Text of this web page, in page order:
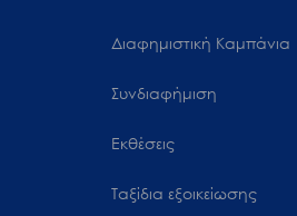
Διαφημιστική Καμπάνια
Συνδιαφήμιση
Εκθέσεις
Ταξίδια εξοικείωσης